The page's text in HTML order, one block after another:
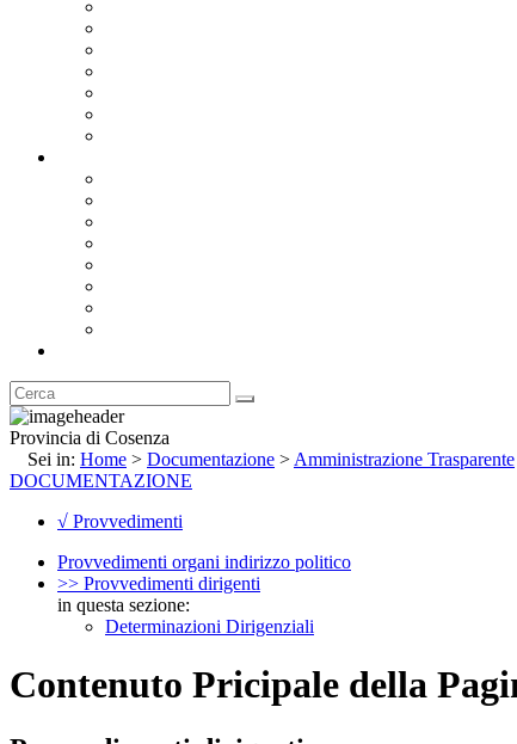
Provincia di Cosenza
Sei in: Home > Documentazione > Amministrazione Trasparente
DOCUMENTAZIONE
√ Provvedimenti
Provvedimenti organi indirizzo politico
>> Provvedimenti dirigenti
in questa sezione:
Determinazioni Dirigenziali
Contenuto Pricipale della